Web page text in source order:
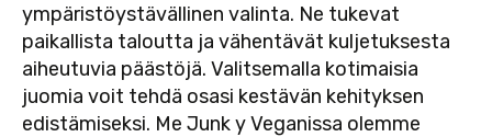
ympäristöystävällinen valinta. Ne tukevat
paikallista taloutta ja vähentävät kuljetuksesta
aiheutuvia päästöjä. Valitsemalla kotimaisia
juomia voit tehdä osasi kestävän kehityksen
edistämiseksi. Me Junk y Veganissa olemme